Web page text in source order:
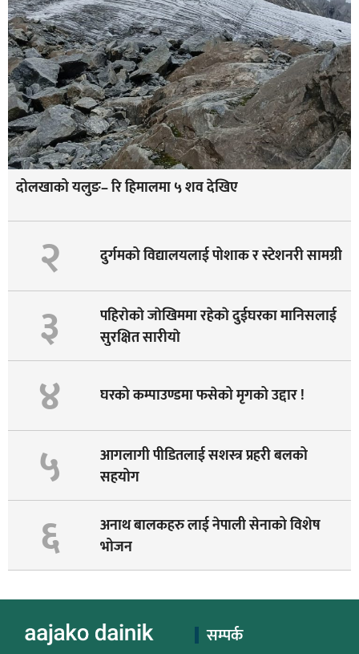
दोलखाको यलुङ– रि हिमालमा ५ शव देखिए
२ दुर्गमको विद्यालयलाई पोशाक र स्टेशनरी सामग्री
३
पहिराेकाे जाेखिममा रहेकाे दुईघरका मानिसलाई
सुरक्षित सारीयाे
४ घरको कम्पाउण्डमा फसेको मृगको उद्दार !
५
आगलागी पीडितलाई सशस्त्र प्रहरी बलको
सहयोग
६
अनाथ बालकहरु लाई नेपाली सेनाको विशेष
भोजन
सम्पर्क